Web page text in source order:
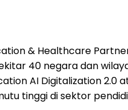
& Healthcare
40 negara dan
AI Digitalization 2.0
tinggi di sektor